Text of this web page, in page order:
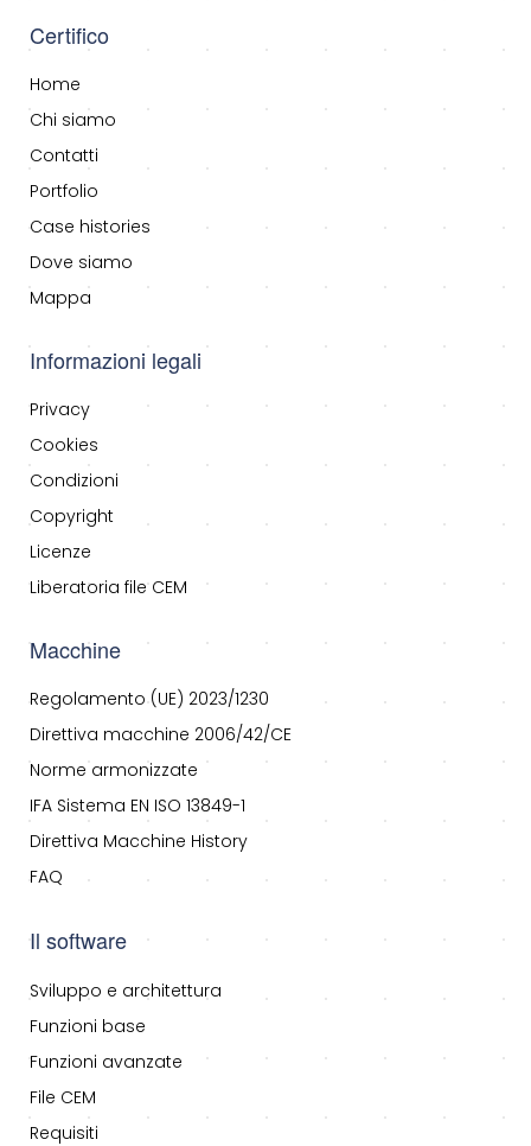
Certifico
Home
Chi siamo
Contatti
Portfolio
Case histories
Dove siamo
Mappa
Informazioni legali
Privacy
Cookies
Condizioni
Copyright
Licenze
Liberatoria file CEM
Macchine
Regolamento (UE) 2023/1230
Direttiva macchine 2006/42/CE
Norme armonizzate
IFA Sistema EN ISO 13849-1
Direttiva Macchine History
FAQ
Il software
Sviluppo e architettura
Funzioni base
Funzioni avanzate
File CEM
Requisiti